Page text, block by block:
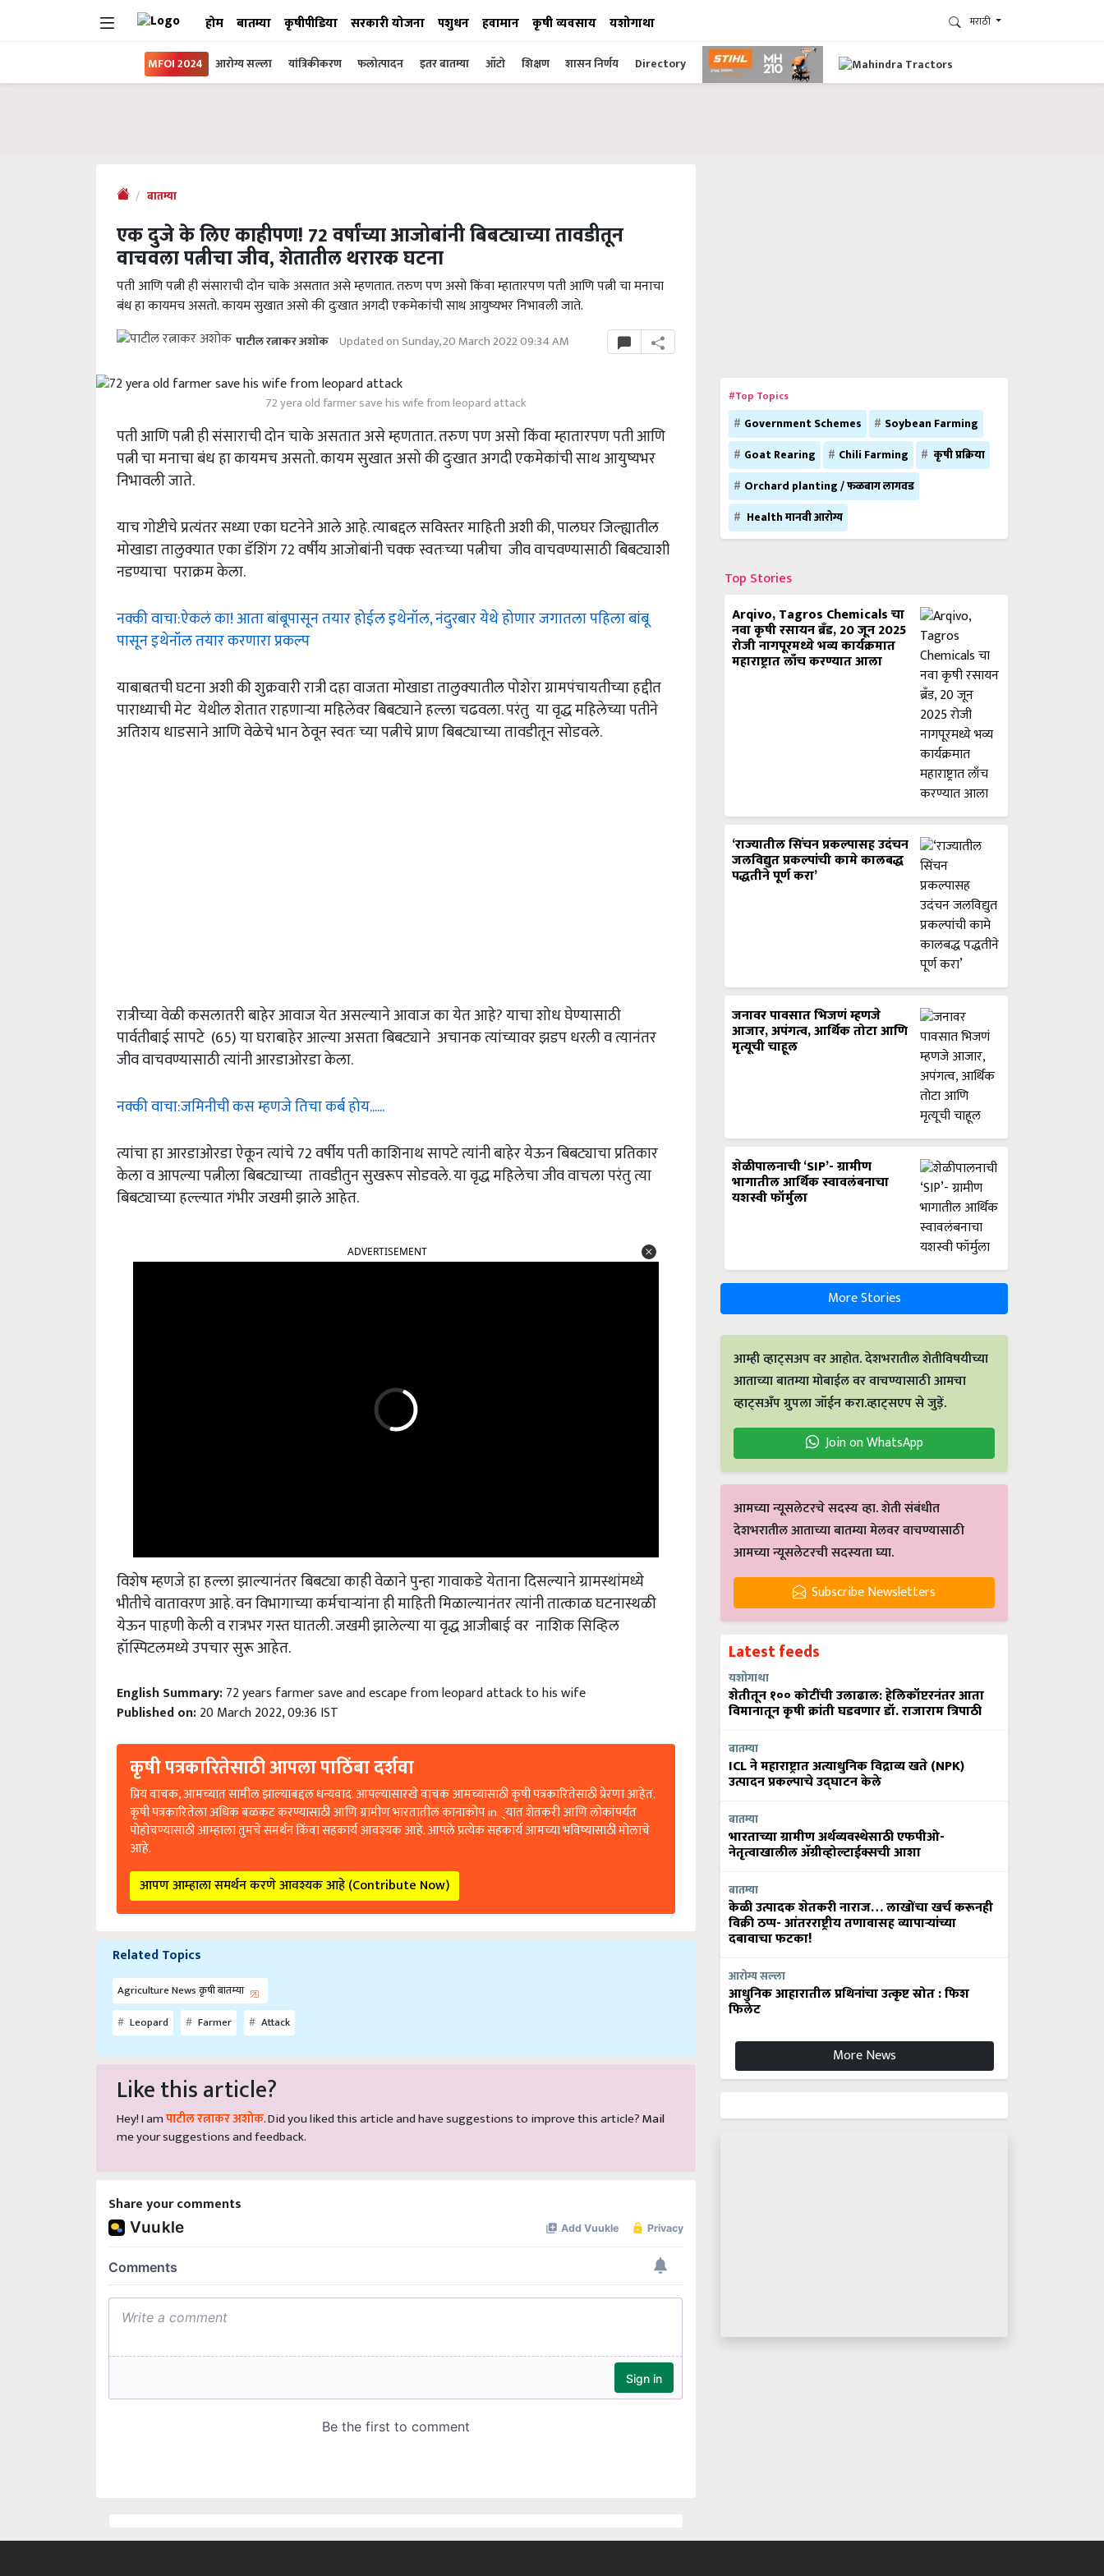
होम बातम्या कृषीपीडिया सरकारी योजना पशुधन हवामान कृषी व्यवसाय यशोगाथा मराठी
MFOI 2024 आरोग्य सल्ला यांत्रिकीकरण फलोत्पादन इतर बातम्या ऑटो शिक्षण शासन निर्णय Directory
बातम्या
एक दुजे के लिए काहीपण! 72 वर्षांच्या आजोबांनी बिबट्याच्या तावडीतून
वाचवला पत्नीचा जीव, शेतातील थरारक घटना
पती आणि पत्नी ही संसाराची दोन चाके असतात असे म्हणतात. तरुण पण असो किंवा म्हातारपण पती आणि पत्नी चा मनाचा
बंध हा कायमच असतो. कायम सुखात असो की दुःखात अगदी एकमेकांची साथ आयुष्यभर निभावली जाते.
पाटील रत्नाकर अशोक Updated on Sunday, 20 March 2022 09:34 AM
72 yera old farmer save his wife from leopard attack
पती आणि पत्नी ही संसाराची दोन चाके असतात असे म्हणतात. तरुण पण असो किंवा म्हातारपण पती आणि
पत्नी चा मनाचा बंध हा कायमच असतो. कायम सुखात असो की दुःखात अगदी एकमेकांची साथ आयुष्यभर
निभावली जाते.
याच गोष्टीचे प्रत्यंतर सध्या एका घटनेने आले आहे. त्याबद्दल सविस्तर माहिती अशी की, पालघर जिल्ह्यातील
मोखाडा तालुक्यात एका डॅशिंग 72 वर्षीय आजोबांनी चक्क स्वतःच्या पत्नीचा जीव वाचवण्यासाठी बिबट्याशी
नडण्याचा पराक्रम केला.
नक्की वाचा:ऐकलं का! आता बांबूपासून तयार होईल इथेनॉल, नंदुरबार येथे होणार जगातला पहिला बांबू
पासून इथेनॉल तयार करणारा प्रकल्प
याबाबतची घटना अशी की शुक्रवारी रात्री दहा वाजता मोखाडा तालुक्यातील पोशेरा ग्रामपंचायतीच्या हद्दीत
पाराध्याची मेट येथील शेतात राहणाऱ्या महिलेवर बिबट्याने हल्ला चढवला. परंतु या वृद्ध महिलेच्या पतीने
अतिशय धाडसाने आणि वेळेचे भान ठेवून स्वतः च्या पत्नीचे प्राण बिबट्याच्या तावडीतून सोडवले.
रात्रीच्या वेळी कसलातरी बाहेर आवाज येत असल्याने आवाज का येत आहे? याचा शोध घेण्यासाठी
पार्वतीबाई सापटे (65) या घराबाहेर आल्या असता बिबट्याने अचानक त्यांच्यावर झडप धरली व त्यानंतर
जीव वाचवण्यासाठी त्यांनी आरडाओरडा केला.
नक्की वाचा:जमिनीची कस म्हणजे तिचा कर्ब होय......
त्यांचा हा आरडाओरडा ऐकून त्यांचे 72 वर्षीय पती काशिनाथ सापटे त्यांनी बाहेर येऊन बिबट्याचा प्रतिकार
केला व आपल्या पत्नीला बिबट्याच्या तावडीतुन सुखरूप सोडवले. या वृद्ध महिलेचा जीव वाचला परंतु त्या
बिबट्याच्या हल्ल्यात गंभीर जखमी झाले आहेत.
विशेष म्हणजे हा हल्ला झाल्यानंतर बिबट्या काही वेळाने पुन्हा गावाकडे येताना दिसल्याने ग्रामस्थांमध्ये
भीतीचे वातावरण आहे. वन विभागाच्या कर्मचाऱ्यांना ही माहिती मिळाल्यानंतर त्यांनी तात्काळ घटनास्थळी
येऊन पाहणी केली व रात्रभर गस्त घातली. जखमी झालेल्या या वृद्ध आजीबाई वर नाशिक सिव्हिल
हॉस्पिटलमध्ये उपचार सुरू आहेत.
English Summary: 72 years farmer save and escape from leopard attack to his wife
Published on: 20 March 2022, 09:36 IST
कृषी पत्रकारितेसाठी आपला पाठिंबा दर्शवा
प्रिय वाचक, आमच्यात सामील झाल्याबद्दल धन्यवाद. आपल्यासारखे वाचक आमच्यासाठी कृषी पत्रकारितेसाठी प्रेरणा आहेत.
कृषी पत्रकारितेला अधिक बळकट करण्यासाठी आणि ग्रामीण भारतातील कानाकोप in्यात शेतकरी आणि लोकांपर्यंत
पोहोचण्यासाठी आम्हाला तुमचे समर्थन किंवा सहकार्य आवश्यक आहे. आपले प्रत्येक सहकार्य आमच्या भविष्यासाठी मोलाचे
आहे.
आपण आम्हाला समर्थन करणे आवश्यक आहे (Contribute Now)
Related Topics
Agriculture News कृषी बातम्या
Leopard
Farmer Attack
Like this article?
Hey! I am पाटील रत्नाकर अशोक . Did you liked this article and have suggestions to improve this article? Mail
me your suggestions and feedback.
Share your comments
#Top Topics
Government Schemes
Soybean Farming
Goat Rearing
Chili Farming
कृषी प्रक्रिया
Orchard planting / फळबाग लागवड
Health मानवी आरोग्य
Top Stories
Arqivo, Tagros Chemicals चा
नवा कृषी रसायन ब्रँड, 20 जून 2025
रोजी नागपूरमध्ये भव्य कार्यक्रमात
महाराष्ट्रात लाँच करण्यात आला
‘राज्यातील सिंचन प्रकल्पासह उदंचन
जलविद्युत प्रकल्पांची कामे कालबद्ध
पद्धतीने पूर्ण करा’
जनावर पावसात भिजणं म्हणजे
आजार, अपंगत्व, आर्थिक तोटा आणि
मृत्यूची चाहूल
शेळीपालनाची ‘SIP’- ग्रामीण
भागातील आर्थिक स्वावलंबनाचा
यशस्वी फॉर्मुला
More Stories
आम्ही व्हाट्सअप वर आहोत. देशभरातील शेतीविषयीच्या
आताच्या बातम्या मोबाईल वर वाचण्यासाठी आमचा
व्हाट्सअँप ग्रुपला जॉईन करा.व्हाट्सएप से जुड़ें.
Join on WhatsApp
आमच्या न्यूसलेटरचे सदस्य व्हा. शेती संबंधीत
देशभरातील आताच्या बातम्या मेलवर वाचण्यासाठी
आमच्या न्यूसलेटरची सदस्यता घ्या.
Subscribe Newsletters
Latest feeds
यशोगाथा
शेतीतून १०० कोटींची उलाढाल: हेलिकॉप्टरनंतर आता
विमानातून कृषी क्रांती घडवणार डॉ. राजाराम त्रिपाठी
बातम्या
ICL ने महाराष्ट्रात अत्याधुनिक विद्राव्य खते (NPK)
उत्पादन प्रकल्पाचे उद्घाटन केले
बातम्या
भारताच्या ग्रामीण अर्थव्यवस्थेसाठी एफपीओ-
नेतृत्वाखालील अ‍ॅग्रीव्होल्टाईक्सची आशा
बातम्या
केळी उत्पादक शेतकरी नाराज… लाखोंचा खर्च करूनही
विक्री ठप्प- आंतरराष्ट्रीय तणावासह व्यापाऱ्यांच्या
दबावाचा फटका!
आरोग्य सल्ला
आधुनिक आहारातील प्रथिनांचा उत्कृष्ट स्रोत : फिश
फिलेट
More News